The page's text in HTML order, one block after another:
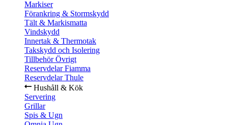
Markiser
Förankring & Stormskydd
Tält & Markismatta
Vindskydd
Innertak & Thermotak
Takskydd och Isolering
Tillbehör Övrigt
Reservdelar Fiamma
Reservdelar Thule
Hushåll & Kök
Servering
Grillar
Spis & Ugn